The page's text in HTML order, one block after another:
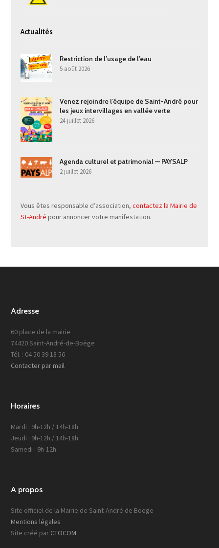
Actualités
Restriction de l’usage de l’eau
5 août 2026
Venez rejoindre l’équipe de Saint-André pour
les jeux intervillages en vallée verte
24 juillet 2026
Agenda culturel et patrimonial — PAYSALP
2 juillet 2026
Vous êtes responsable d’association,contactez la Mairie de
St-André pour annoncer votre manifestation.
Adresse
60 place de la mairie
74420 Saint-André-de-Boëge
Tél. : 04 50 39 18 56
Contacter par mail
Horaires
Mardi : 9h-12h / 14h-18h
Jeudi : 9h-12h / 14h-18h
Samedi : 9h-12h
A propos
Site officiel de la Mairie de Saint-André de Boëge
Mentions légales
Site créé par CTOCOM